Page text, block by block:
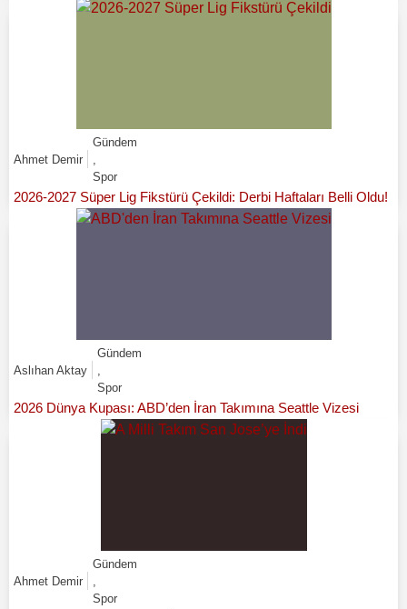
Ahmet Demir
Gündem
Spor
2026-2027 Süper Lig Fikstürü Çekildi: Derbi Haftaları Belli Oldu!
Aslıhan Aktay
Gündem
Spor
2026 Dünya Kupası: ABD’den İran Takımına Seattle Vizesi
Ahmet Demir
Gündem
Spor